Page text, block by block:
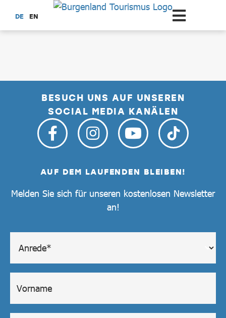
Zum Hauptinhalt springen
DE EN
BESUCH UNS AUF UNSEREN
SOCIAL MEDIA KANÄLEN
AUF DEM LAUFENDEN BLEIBEN!
Melden Sie sich für unseren kostenlosen Newsletter
an!